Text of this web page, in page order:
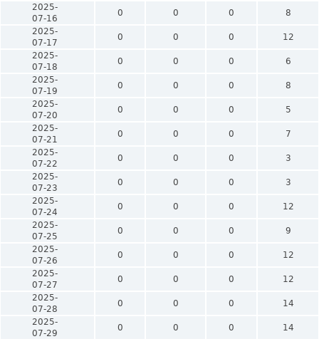
2025-
07-16
0 0 0
8
2025-
07-17
0 0 0
12
2025-
07-18
0 0 0
6
2025-
07-19
0 0 0
8
2025-
07-20
0 0 0
5
2025-
07-21
0 0 0
7
2025-
07-22
0 0 0
3
2025-
07-23
0 0 0
3
2025-
07-24
0 0 0
12
2025-
07-25
0 0 0
9
2025-
07-26
0 0 0
12
2025-
07-27
0 0 0
12
2025-
07-28
0 0 0
14
2025-
07-29
0 0 0
14